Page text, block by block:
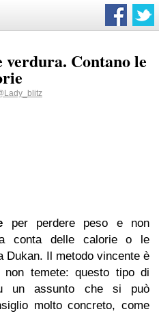
verdura. Contano le
per perdere peso e non
conta delle calorie o le
Dukan. Il metodo vincente è
non temete: questo tipo di
un assunto che si può
molto concreto, come